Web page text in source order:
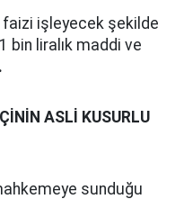
işleyecek şekilde
bin liralık maddi ve
.
ASLİ KUSURLU
sunduğu